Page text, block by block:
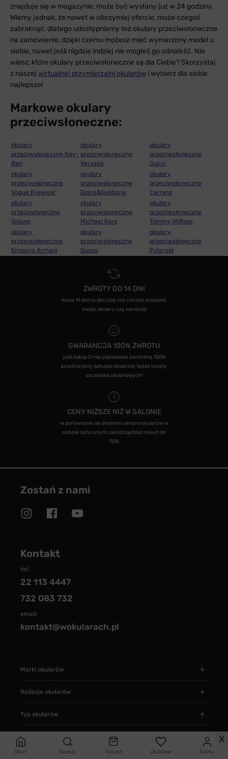
Start Szukaj Koszyk Ulubione Konto
znajduje się w magazynie, może być wysłany już w 24 godziny.
Wiemy jednak, że nawet w olbrzymiej ofercie, może czegoś
zabraknąć, dlatego udostępniamy też okulary przeciwsłoneczne
na zamówienie, dzięki czemu możesz mieć wymarzony model u
siebie, nawet jeśli nigdzie indziej nie mogłeś go odnaleźć. Nie
wiesz, które okulary przeciwsłoneczne są dla Ciebie? Skorzystaj
z naszej wirtualnej przymierzalni okularów i wybierz dla siebie
najlepsze!
Markowe okulary
przeciwsłoneczne:
okulary
przeciwsłoneczne Ray-
Ban
okulary
przeciwsłoneczne
Versace
okulary
przeciwsłoneczne
Gucci
okulary
przeciwsłoneczne
Vogue Eyewear
okulary
przeciwsłoneczne
Dolce&Gabbana
okulary
przeciwsłoneczne
Carrera
okulary
przeciwłoneczne
Solano
okulary
przeciwsłoneczne
Michael Kors
okulary
przeciwsłoneczne
Tommy Hilfiger
okulary
przeciwsłoneczne
Emporio Armani
okulary
przeciwsłoneczne
Guess
okulary
przeciwsłoneczne
Polaroid
ZWROTY DO 14 DNI
masz 14 dni na decyzję czy chcesz zostawić
swoje okulary czy zwrócisz
GWARANCJA 100% ZWROTU
jeśli zakup Ci nie odpowiada zwrócimy 100%
kosztów przy zakupie okularów, także koszty
soczewek okularowych!
CENY NIŻSZE NIŻ W SALONIE
w porównaniu ze średnimi cenami okularów w
salonie optycznym zaoszczędzisz nawet do
70%
Zostań z nami
Kontakt
tel.
22 113 4447
732 083 732
email:
kontakt@wokularach.pl
Marki okularów
Rodzaje okularów
Typ okularów
Informacje X